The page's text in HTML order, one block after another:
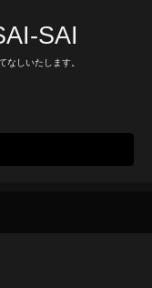
なしいたします。